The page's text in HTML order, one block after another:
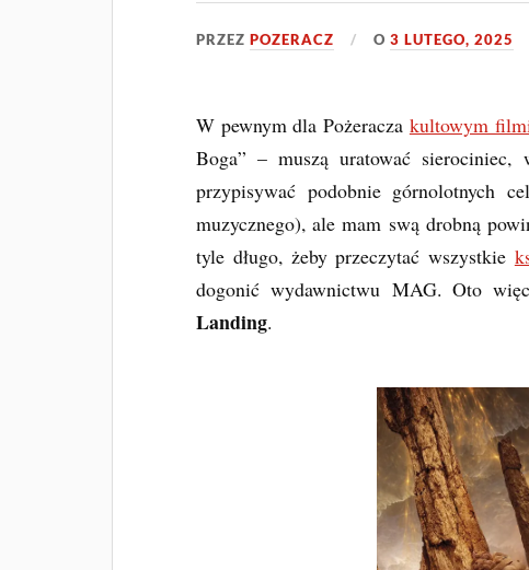
PRZEZPOZERACZ O3 LUTEGO, 2025
W pewnym dla Pożeracza kultowym
Boga” – muszą uratować
przypisywać podobnie górnolotnych
muzycznego), ale mam swą drobną
tyle długo, żeby przeczytać wszystkie
dogonić wydawnictwu MAG. Oto
Landing.